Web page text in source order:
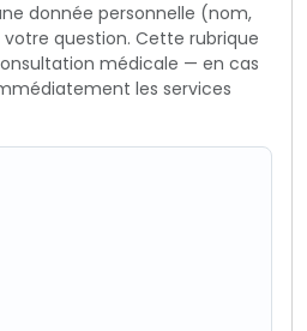
donnée personnelle (nom,
question. Cette rubrique
médicale — en cas
les services